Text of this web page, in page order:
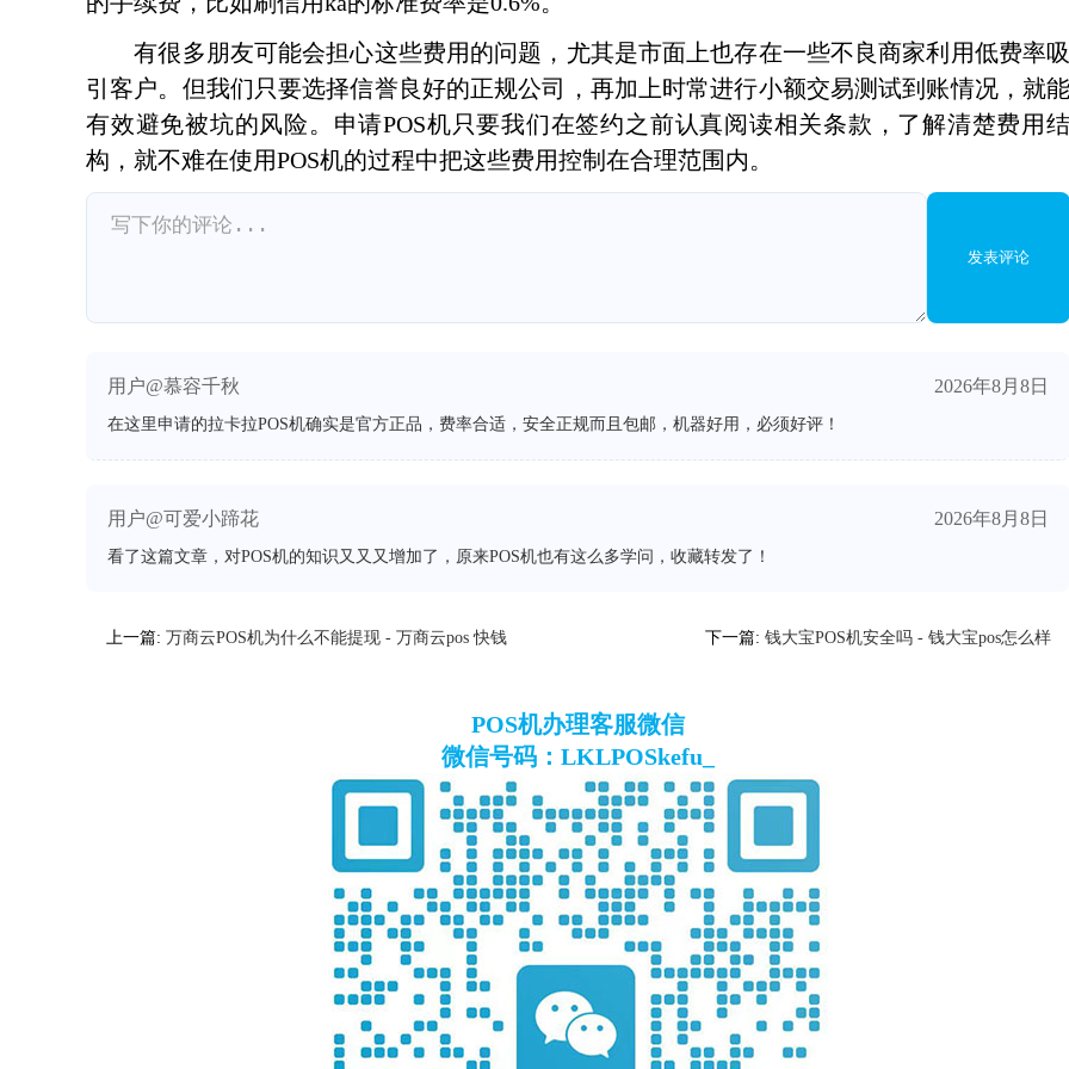
有很多朋友可能会担心这些费用的问题，尤其是市面上也存在一些不良商家利用低费率吸
引客户。但我们只要选择信誉良好的正规公司，再加上时常进行小额交易测试到账情况，就能
有效避免被坑的风险。申请POS机只要我们在签约之前认真阅读相关条款，了解清楚费用结
构，就不难在使用POS机的过程中把这些费用控制在合理范围内。
发表评论
用户@慕容千秋 2026年8月8日
在这里申请的拉卡拉POS机确实是官方正品，费率合适，安全正规而且包邮，机器好用，必须好评！
用户@可爱小蹄花 2026年8月8日
看了这篇文章，对POS机的知识又又又增加了，原来POS机也有这么多学问，收藏转发了！
上一篇: 万商云POS机为什么不能提现 - 万商云pos 快钱 下一篇: 钱大宝POS机安全吗 - 钱大宝pos怎么样
POS机办理客服微信
微信号码：LKLPOSkefu_